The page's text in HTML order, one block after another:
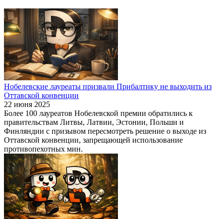
Нобелевские лауреаты призвали Прибалтику не выходить из
Оттавской конвенции
22 июня 2025
Более 100 лауреатов Нобелевской премии обратились к
правительствам Литвы, Латвии, Эстонии, Польши и
Финляндии с призывом пересмотреть решение о выходе из
Оттавской конвенции, запрещающей использование
противопехотных мин.